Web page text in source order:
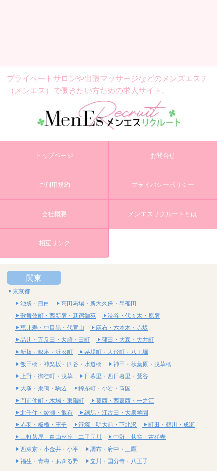
プライベートサロンや出張マッサージなどの メンズエステ
（メンエス）で働きたい方ための求人サイト。
トップページ お問合せ
ご利用規約 プライバシーポリシー
会社概要 メンエスリクルートとは
相互リンク
関東
東京都
池袋・目白
高田馬場・新大久保・早稲田
歌舞伎町・西新宿・新宿御苑
渋谷・代々木・原宿
恵比寿・中目黒・代官山
麻布・六本木・赤坂
品川・五反田・大崎・田町
蒲田・大森・大井町
新橋・銀座・浜松町
茅場町・人形町・八丁堀
飯田橋・神楽坂・四谷・水道橋
神田・秋葉原・浅草橋
上野・御徒町・浅草
日暮里・西日暮里・鶯谷
大塚・巣鴨・駒込
錦糸町・小岩・両国
門前仲町・木場・東陽町
葛西・西葛西・一之江
北千住・綾瀬・亀有
練馬・江古田・大泉学園
赤羽・板橋・王子
笹塚・明大前・下北沢
町田・鶴川・成瀬
三軒茶屋・自由が丘・二子玉川
中野・荻窪・吉祥寺
西東京・小金井・小平
調布・府中・三鷹
福生・青梅・あきる野
立川・国分寺・八王子